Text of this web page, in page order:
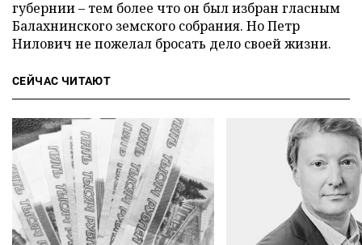
губернии – тем более что он был избран гласным
Балахнинского земского собрания. Но Петр
Нилович не пожелал бросать дело своей жизни.
СЕЙЧАС ЧИТАЮТ